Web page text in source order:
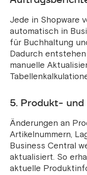
Jede in Shopware
automatisch in
für Buchhaltung
Dadurch
manuelle
5. Produkt-
Änderungen an
Artikelnummern,
Business Central
aktualisiert. So
aktuelle